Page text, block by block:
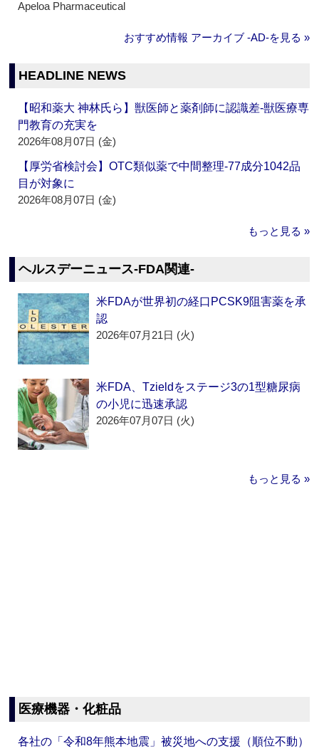
Apeloa Pharmaceutical
おすすめ情報 アーカイブ ‐AD‐を見る »
HEADLINE NEWS
【昭和薬大 神林氏ら】獣医師と薬剤師に認識差‐獣医療専
門教育の充実を
2026年08月07日 (金)
【厚労省検討会】OTC類似薬で中間整理‐77成分1042品
目が対象に
2026年08月07日 (金)
もっと見る »
ヘルスデーニュース‐FDA関連‐
米FDAが世界初の経口PCSK9阻害薬を承
認
2026年07月21日 (火)
米FDA、Tzieldをステージ3の1型糖尿病
の小児に迅速承認
2026年07月07日 (火)
もっと見る »
医療機器・化粧品
各社の「令和8年熊本地震」被災地への支援（順位不動）